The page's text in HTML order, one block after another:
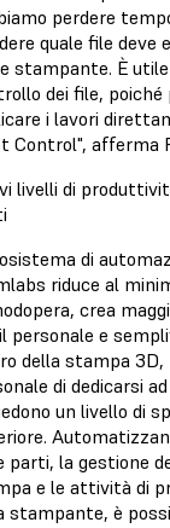
perdere
quale file deve
stampante. È
dei file, poiché
i lavori
Control", afferma
livelli di
di
riduce al
crea
personale e
della stampa
di dedicarsi
un livello di
parti, la gestione
e le attività di
stampante, è